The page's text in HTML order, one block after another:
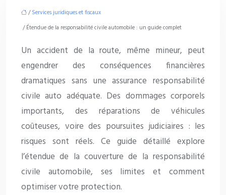
/Services juridiques et fiscaux
/ Étendue de la responsabilité civile automobile : un guide complet
Un accident de la route, même mineur, peut
engendrer des conséquences financières
dramatiques sans une assurance responsabilité
civile auto adéquate. Des dommages corporels
importants, des réparations de véhicules
coûteuses, voire des poursuites judiciaires : les
risques sont réels. Ce guide détaillé explore
l’étendue de la couverture de la responsabilité
civile automobile, ses limites et comment
optimiser votre protection.